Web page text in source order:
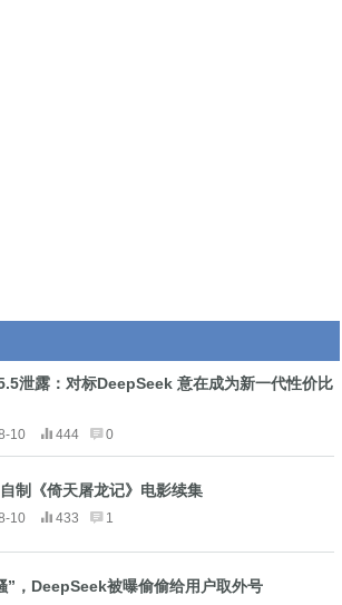
泄露：对标DeepSeek 意在成为新一代性价比
10 444 0
制《倚天屠龙记》电影续集
10 433 1
”，DeepSeek被曝偷偷给用户取外号